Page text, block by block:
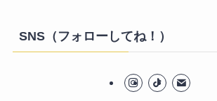
SNS（フォローしてね！）